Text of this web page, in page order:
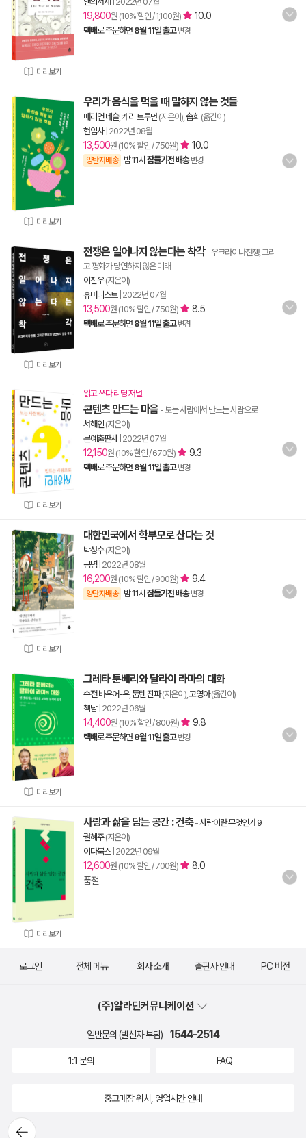
미리보기
19,800원 (10% 할인 / 1,100원) 10.0
택배로 주문하면 8월 11일 출고 변경
미리보기
우리가 음식을 먹을 때 말하지 않는 것들
매리언 네슬, 케리 트루먼 (지은이), 솝희 (옮긴이)
현암사| 2022년 08월
13,500원 (10% 할인 / 750원) 10.0
양탄자배송 밤 11시 잠들기전 배송 변경
미리보기
전쟁은 일어나지 않는다는 착각- 우크라이나전쟁, 그리
고 평화가 당연하지 않은 미래
이진우(지은이)
휴머니스트| 2022년 07월
13,500원 (10% 할인 / 750원) 8.5
택배로 주문하면 8월 11일 출고 변경
미리보기
읽고 쓰다 리딩 저널
콘텐츠 만드는 마음 - 보는 사람에서 만드는 사람으로
서해인 (지은이)
문예출판사| 2022년 07월
12,150원 (10% 할인 / 670원) 9.3
택배로 주문하면 8월 11일 출고 변경
미리보기
대한민국에서 학부모로 산다는 것
박성수(지은이)
공명| 2022년 08월
16,200원 (10% 할인 / 900원) 9.4
양탄자배송 밤 11시 잠들기전 배송 변경
미리보기
그레타 툰베리와 달라이 라마의 대화
수전 바우어-우, 툽텐 진파(지은이), 고영아(옮긴이)
책담| 2022년 06월
14,400원 (10% 할인 / 800원) 9.8
택배로 주문하면 8월 11일 출고 변경
미리보기
사람과 삶을 담는 공간 : 건축-사람이란 무엇인가 9
권혜주(지은이)
이다북스| 2022년 09월
12,600원 (10% 할인 / 700원)
8.0
품절
뒤로가
로그인 전체 메뉴 회사 소개 출판사 안내 PC 버전
(주)알라딘커뮤니케이션
일반문의 (발신자 부담) 1544-2514
1:1 문의 FAQ
중고매장 위치, 영업시간 안내